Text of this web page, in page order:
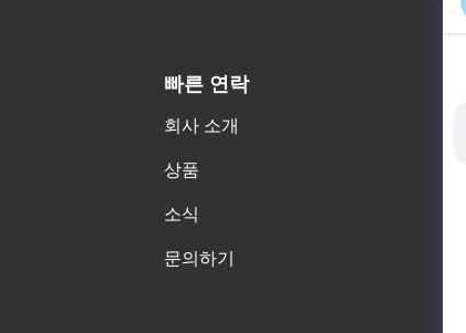
빠른 연락
회사 소개
상품
소식
문의하기